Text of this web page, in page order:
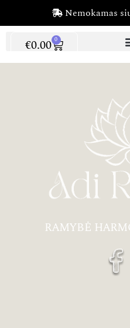
Nemokamas
€0.00 0
RAMYBĖ